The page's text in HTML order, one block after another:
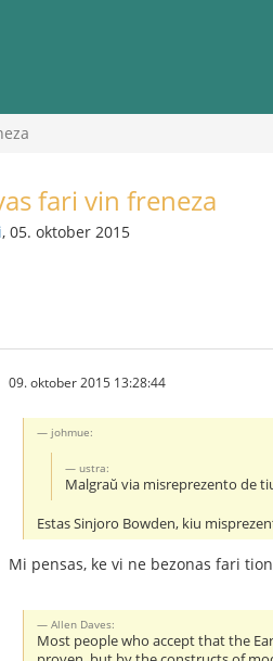
fari vin freneza
, 05. oktober 2015
09. oktober 2015 13:28:44
johmue:
ustra:
Malgraŭ via misreprezento de
Estas Sinjoro Bowden, kiu
Mi pensas, ke vi ne bezonas fari
Allen Daves:
Most people who accept that the